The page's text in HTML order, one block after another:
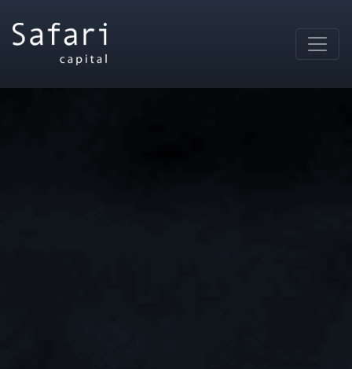
Main Navigation